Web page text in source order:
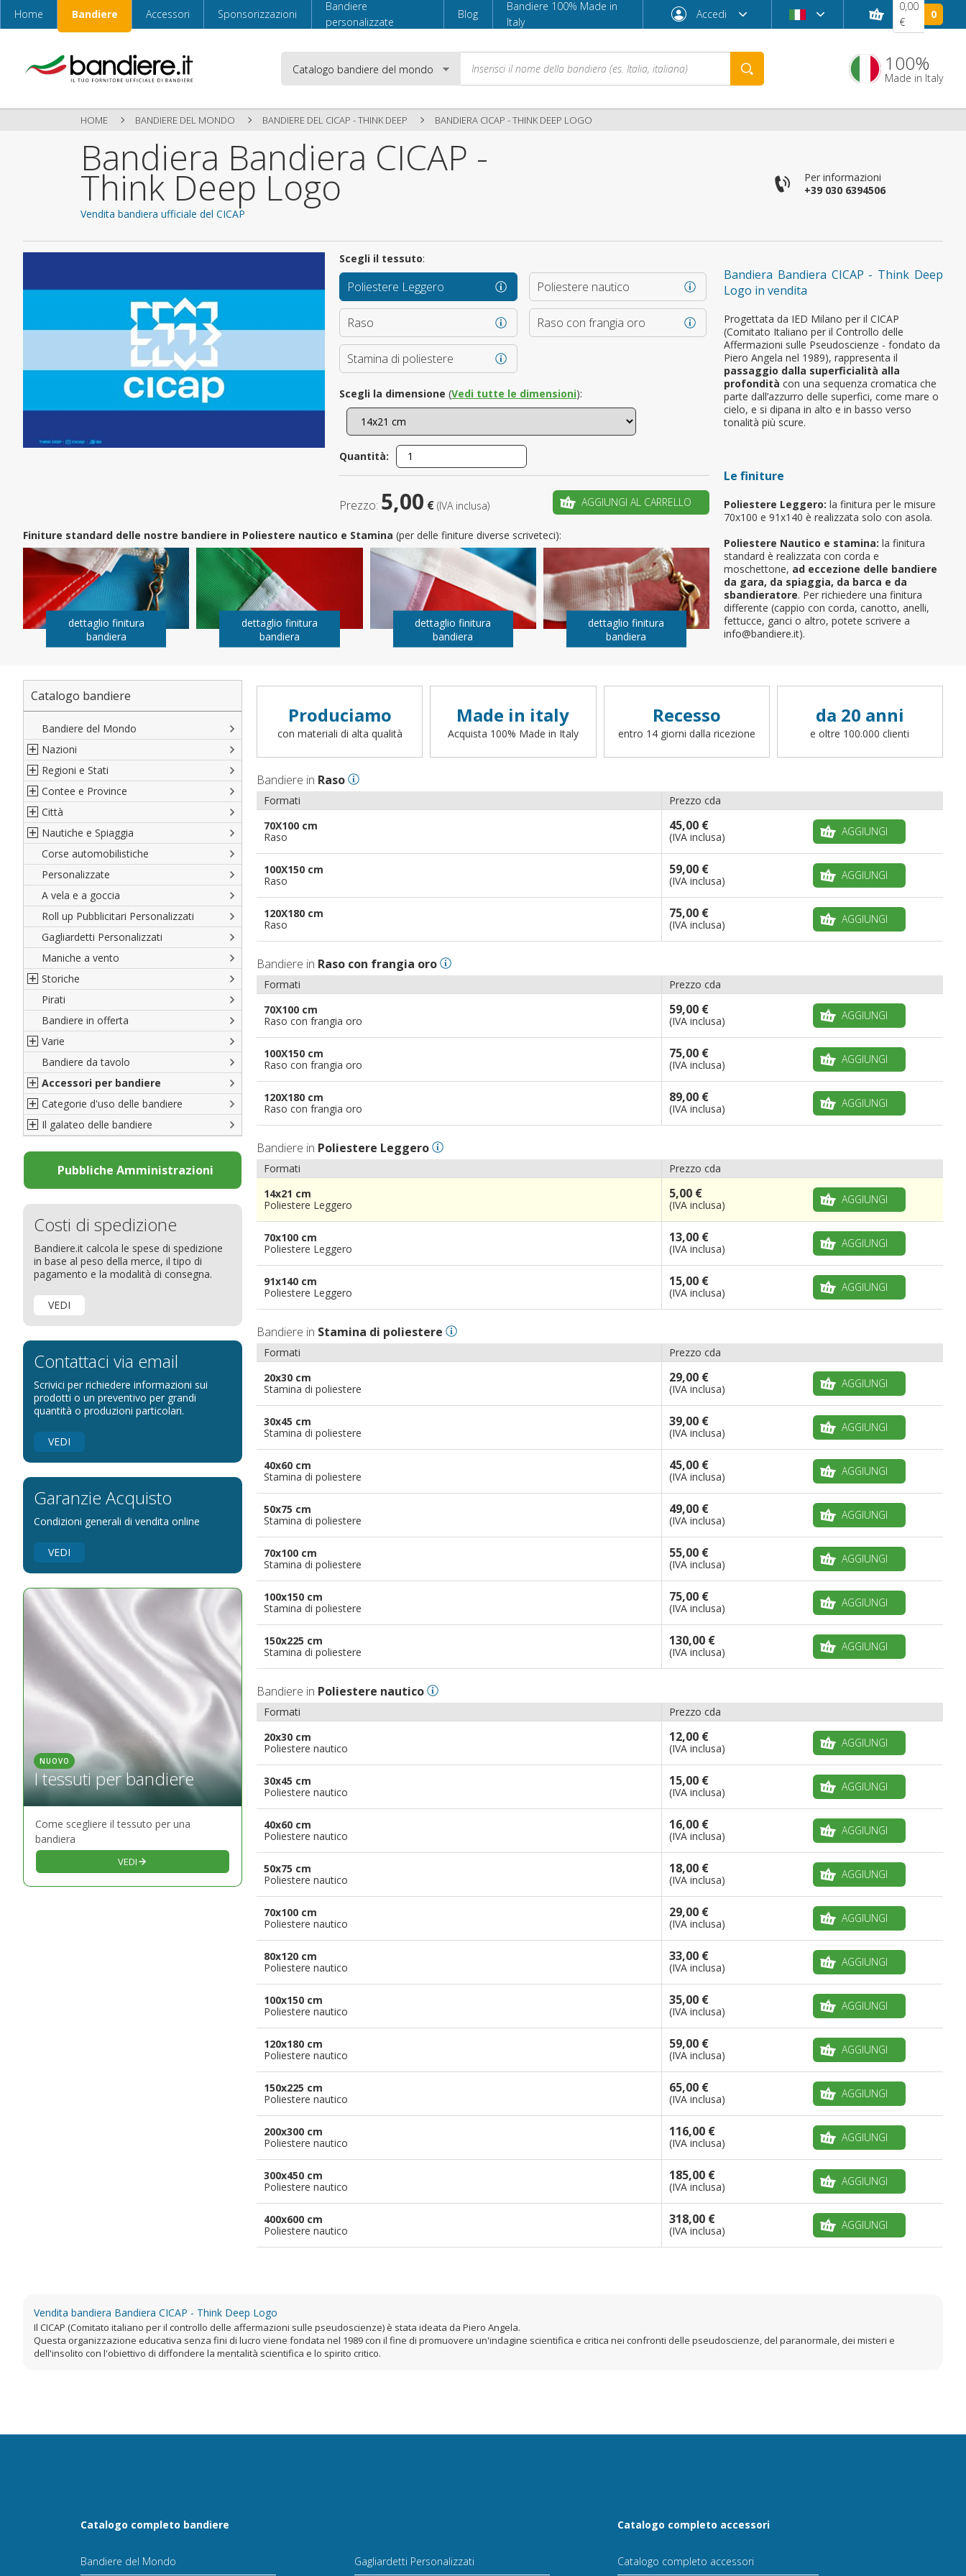
Home Bandiere Accessori Sponsorizzazioni
Bandiere
personalizzate
Blog
Bandiere 100% Made in
Italy
Accedi
È il tuo primo ordine?
CREA UN NUOVO ACCOUNT
0,00
€
0
100%
Made in Italy
HOME BANDIERE DEL MONDO BANDIERE DEL CICAP - THINK DEEP BANDIERA CICAP - THINK DEEP LOGO
Bandiera Bandiera CICAP -
Think Deep Logo
Vendita bandiera ufficiale del CICAP
Per informazioni
+39 030 6394506
Bandiera Bandiera CICAP - Think Deep
Logo in vendita
Progettata da IED Milano per il CICAP
(Comitato Italiano per il Controllo delle
Affermazioni sulle Pseudoscienze - fondato da
Piero Angela nel 1989), rappresenta il
passaggio dalla superficialità alla
profondità con una sequenza cromatica che
parte dall’azzurro delle superfici, come mare o
cielo, e si dipana in alto e in basso verso
tonalità più scure.
Le finiture
Poliestere Leggero: la finitura per le misure
70x100 e 91x140 è realizzata solo con asola.
Poliestere Nautico e stamina: la finitura
standard è realizzata con corda e
moschettone, ad eccezione delle bandiere
da gara, da spiaggia, da barca e da
sbandieratore. Per richiedere una finitura
differente (cappio con corda, canotto, anelli,
fettucce, ganci o altro, potete scrivere a
info@bandiere.it).
Scegli il tessuto:
Poliestere Leggero Poliestere nautico
Raso Raso con frangia oro
Stamina di poliestere
Scegli la dimensione (Vedi tutte le dimensioni):
Quantità:
Prezzo: 5,00 € (IVA inclusa) AGGIUNGI AL CARRELLO
Finiture standard delle nostre bandiere in Poliestere nautico e Stamina (per delle finiture diverse scriveteci):
dettaglio finitura
bandiera
dettaglio finitura
bandiera
dettaglio finitura
bandiera
dettaglio finitura
bandiera
Catalogo bandiere
Bandiere del Mondo
Nazioni
Nord America
Sud America
Europa
Africa
Asia
Oceania
Regioni e Stati
Regioni italiane
Territori Italiani
Stati USA
Francesi
Spagnole
Austriache
Tedesche
Regioni varie
Contee e Province
Cantoni Svizzeri
Province Italiane
Province Spagnole
Francia d'oltremare
Territori britannici d'oltremare
Varie Province del Mondo
Città
Città Italiane
Città spagnole
Città francesi
Città del mondo
Nautiche e Spiaggia
Militari e Mercantili
Codice internazionale nautico
Gran Pavese
Da spiaggia
Di cortesia
Corse automobilistiche
Personalizzate
A vela e a goccia
Roll up Pubblicitari Personalizzati
Gagliardetti Personalizzati
Maniche a vento
Storiche
Italiane
Porte di Milano
Francesi
Americane
Britanniche
Resto del Mondo
Pirati
Bandiere in offerta
Varie
Bandiere del CICAP - Think Deep
Bandiere di Orgoglio Bresciano
Organizzazioni internazionali
Diplomatiche
Bandiere Pubblicitarie
Natale e altre festività
Bandiere etniche e religiose
Bandiere da tavolo
Accessori per bandiere
Accessori per bandiere
Accessori per bandiere da tavolo
Categorie d'uso delle bandiere
Bandiere segnavento
Bandiere per sbandieratori
Bandiere per barche
Bandiere per hotel
Bandiere per eventi
Bandiere per biciclette
Bandiere per autosaloni
Bandiere Palio
Bandiere per enti pubblici
Bandiere per riserve naturali e parchi
Bandiere per musicisti
Bandiere per feste
pennoni per bandiere
Il galateo delle bandiere
La bandiera
Come disporre le bandiere
Dimensioni delle bandiere
Come piegare il tricolore
Pubbliche Amministrazioni
Costi di spedizione
Bandiere.it calcola le spese di spedizione
in base al peso della merce, il tipo di
pagamento e la modalità di consegna.
VEDI
Contattaci via email
Scrivici per richiedere informazioni sui
prodotti o un preventivo per grandi
quantità o produzioni particolari.
VEDI
Garanzie Acquisto
Condizioni generali di vendita online
VEDI
NUOVO
I tessuti per bandiere
Come scegliere il tessuto per una
bandiera
VEDI
Produciamo
con materiali di alta qualità
Made in italy
Acquista 100% Made in Italy
Recesso
entro 14 giorni dalla ricezione
da 20 anni
e oltre 100.000 clienti
Bandiere in Raso
Formati
Prezzo cda
70X100 cm
Raso
45,00 €
(IVA inclusa) AGGIUNGI
100X150 cm
Raso
59,00 €
(IVA inclusa) AGGIUNGI
120X180 cm
Raso
75,00 €
(IVA inclusa) AGGIUNGI
Bandiere in Raso con frangia oro
Formati
Prezzo cda
70X100 cm
Raso con frangia oro
59,00 €
(IVA inclusa) AGGIUNGI
100X150 cm
Raso con frangia oro
75,00 €
(IVA inclusa) AGGIUNGI
120X180 cm
Raso con frangia oro
89,00 €
(IVA inclusa) AGGIUNGI
Bandiere in Poliestere Leggero
Formati
Prezzo cda
14x21 cm
Poliestere Leggero
5,00 €
(IVA inclusa) AGGIUNGI
70x100 cm
Poliestere Leggero
13,00 €
(IVA inclusa) AGGIUNGI
91x140 cm
Poliestere Leggero
15,00 €
(IVA inclusa) AGGIUNGI
Bandiere in Stamina di poliestere
Formati
Prezzo cda
20x30 cm
Stamina di poliestere
29,00 €
(IVA inclusa) AGGIUNGI
30x45 cm
Stamina di poliestere
39,00 €
(IVA inclusa) AGGIUNGI
40x60 cm
Stamina di poliestere
45,00 €
(IVA inclusa) AGGIUNGI
50x75 cm
Stamina di poliestere
49,00 €
(IVA inclusa) AGGIUNGI
70x100 cm
Stamina di poliestere
55,00 €
(IVA inclusa) AGGIUNGI
100x150 cm
Stamina di poliestere
75,00 €
(IVA inclusa) AGGIUNGI
150x225 cm
Stamina di poliestere
130,00 €
(IVA inclusa) AGGIUNGI
Bandiere in Poliestere nautico
Formati
Prezzo cda
20x30 cm
Poliestere nautico
12,00 €
(IVA inclusa) AGGIUNGI
30x45 cm
Poliestere nautico
15,00 €
(IVA inclusa) AGGIUNGI
40x60 cm
Poliestere nautico
16,00 €
(IVA inclusa) AGGIUNGI
50x75 cm
Poliestere nautico
18,00 €
(IVA inclusa) AGGIUNGI
70x100 cm
Poliestere nautico
29,00 €
(IVA inclusa) AGGIUNGI
80x120 cm
Poliestere nautico
33,00 €
(IVA inclusa) AGGIUNGI
100x150 cm
Poliestere nautico
35,00 €
(IVA inclusa) AGGIUNGI
120x180 cm
Poliestere nautico
59,00 €
(IVA inclusa) AGGIUNGI
150x225 cm
Poliestere nautico
65,00 €
(IVA inclusa) AGGIUNGI
200x300 cm
Poliestere nautico
116,00 €
(IVA inclusa) AGGIUNGI
300x450 cm
Poliestere nautico
185,00 €
(IVA inclusa) AGGIUNGI
400x600 cm
Poliestere nautico
318,00 €
(IVA inclusa) AGGIUNGI
Vendita bandiera Bandiera CICAP - Think Deep Logo
Il CICAP (Comitato italiano per il controllo delle affermazioni sulle pseudoscienze) è stata ideata da Piero Angela.
Questa organizzazione educativa senza fini di lucro viene fondata nel 1989 con il fine di promuovere un'indagine scientifica e critica nei confronti delle pseudoscienze, del paranormale, dei misteri e
dell'insolito con l'obiettivo di diffondere la mentalità scientifica e lo spirito critico.
Catalogo completo bandiere
Bandiere del Mondo Gagliardetti Personalizzati
Catalogo completo accessori
Catalogo completo accessori